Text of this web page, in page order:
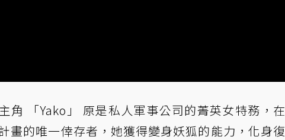
角 「Yako」 原是私人軍事公司的菁英女特務，在
畫的唯一倖存者，她獲得變身妖狐的能力，化身復